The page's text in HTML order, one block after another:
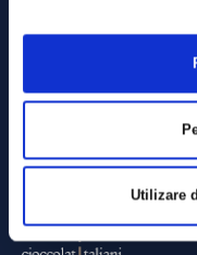
Utilizare